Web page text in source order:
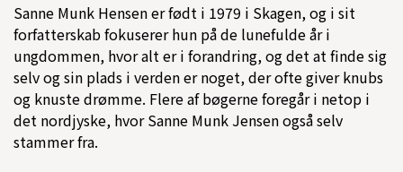
Sanne Munk Hensen er født i 1979 i Skagen, og i sit
forfatterskab fokuserer hun på de lunefulde år i
ungdommen, hvor alt er i forandring, og det at finde sig
selv og sin plads i verden er noget, der ofte giver knubs
og knuste drømme. Flere af bøgerne foregår i netop i
det nordjyske, hvor Sanne Munk Jensen også selv
stammer fra.